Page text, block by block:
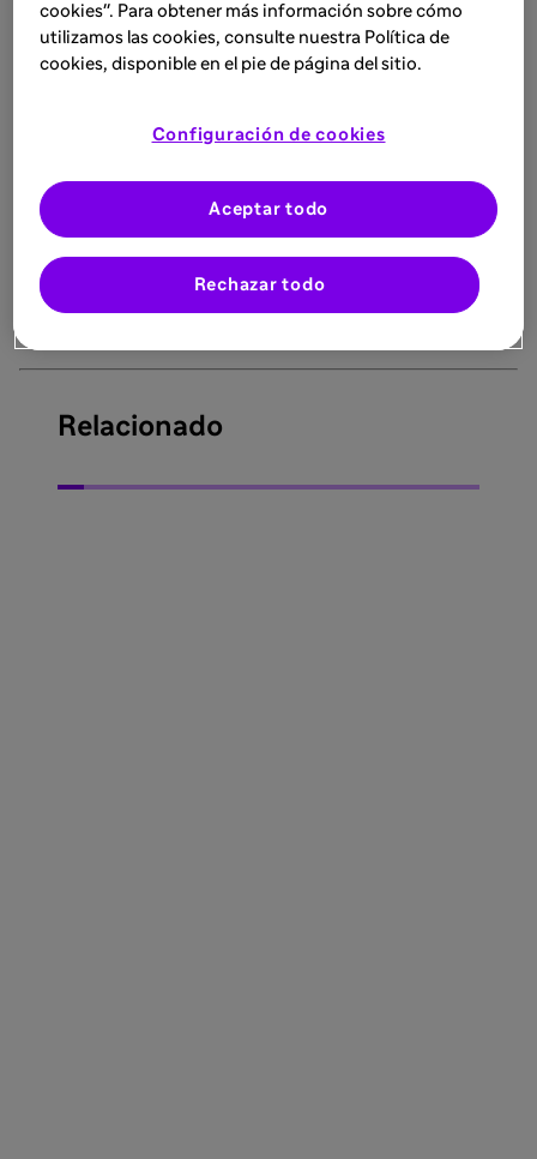
Actualidad científica
en Trombosis
nuestra selección de artículos,
Relacionado
cookies". Para obtener más información sobre cómo
utilizamos las cookies, consulte nuestra Política de
cookies, disponible en el pie de página del sitio.
Configuración de cookies
Rechazar todo
Aceptar todo